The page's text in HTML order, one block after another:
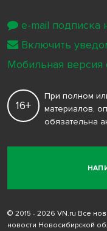
16+
При полном
материалов,
обязательна
© 2015 - 2026 VN.ru Все
новости Новосибирской
e-mail подписка
Включить
Мобильная версия